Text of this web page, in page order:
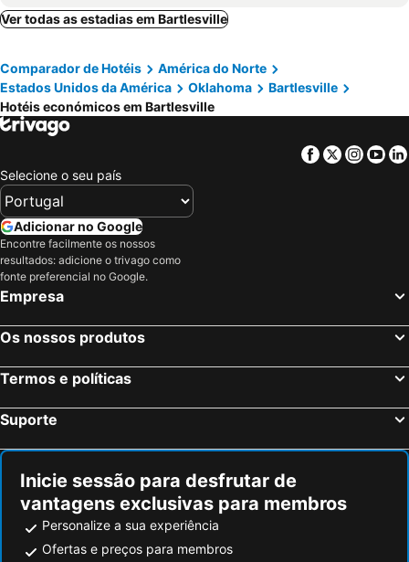
Ver todas as estadias em Bartlesville
Comparador de Hotéis
América do Norte
Estados Unidos da América
Oklahoma
Bartlesville
Hotéis económicos em Bartlesville
Facebook
Twitter
Selecione o seu país
Adicionar no Google
Encontre facilmente os nossos
resultados: adicione o trivago como
fonte preferencial no Google.
Empresa
Os nossos produtos
Termos e políticas
Suporte
Inicie sessão para desfrutar de
vantagens exclusivas para membros
Personalize a sua experiência
Ofertas e preços para membros